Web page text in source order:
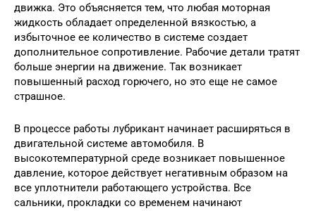
движка. Это объясняется тем, что любая моторная
жидкость обладает определенной вязкостью, а
избыточное ее количество в системе создает
дополнительное сопротивление. Рабочие детали тратят
больше энергии на движение. Так возникает
повышенный расход горючего, но это еще не самое
страшное.
В процессе работы лубрикант начинает расширяться в
двигательной системе автомобиля. В
высокотемпературной среде возникает повышенное
давление, которое действует негативным образом на
все уплотнители работающего устройства. Все
сальники, прокладки со временем начинают